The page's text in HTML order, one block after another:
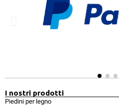
I nostri prodotti
Piedini per legno